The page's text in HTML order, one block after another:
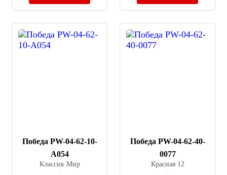
Победа PW-04-62-10-
A054
Классик Мир
Победа PW-04-62-40-
0077
Красная 12